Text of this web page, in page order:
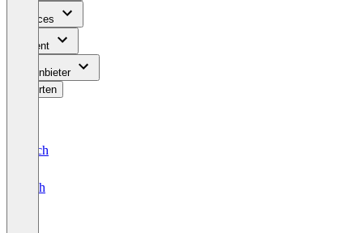
Services
Content
Für Anbieter
Bewerten
Deutsch
English